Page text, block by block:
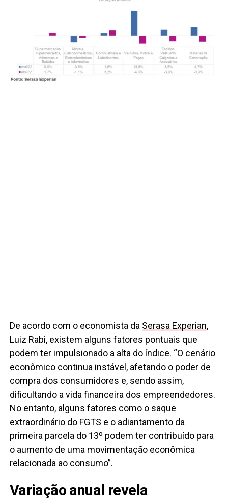
De acordo com o economista da Serasa Experian,
Luiz Rabi, existem alguns fatores pontuais que
podem ter impulsionado a alta do índice. “O cenário
econômico continua instável, afetando o poder de
compra dos consumidores e, sendo assim,
dificultando a vida financeira dos empreendedores.
No entanto, alguns fatores como o saque
extraordinário do FGTS e o adiantamento da
primeira parcela do 13º podem ter contribuído para
o aumento de uma movimentação econômica
relacionada ao consumo”.
Variação anual revela